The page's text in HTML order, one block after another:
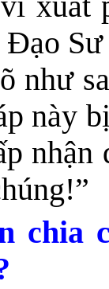
Đạo
như
này
nhận
chia